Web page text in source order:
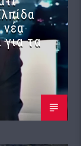
νέα
για τα